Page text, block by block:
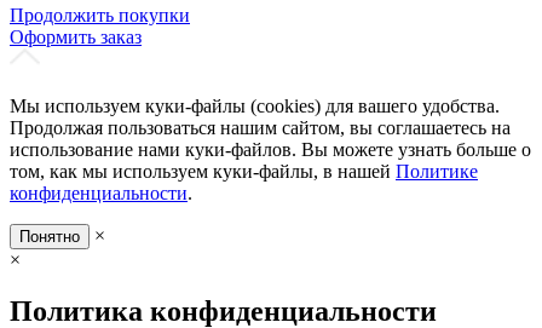
Продолжить покупки
Оформить заказ
Мы используем куки-файлы (cookies) для вашего удобства.
Продолжая пользоваться нашим сайтом, вы соглашаетесь на
использование нами куки-файлов. Вы можете узнать больше о
том, как мы используем куки-файлы, в нашей Политике
конфиденциальности.
Понятно
×
×
Политика конфиденциальности